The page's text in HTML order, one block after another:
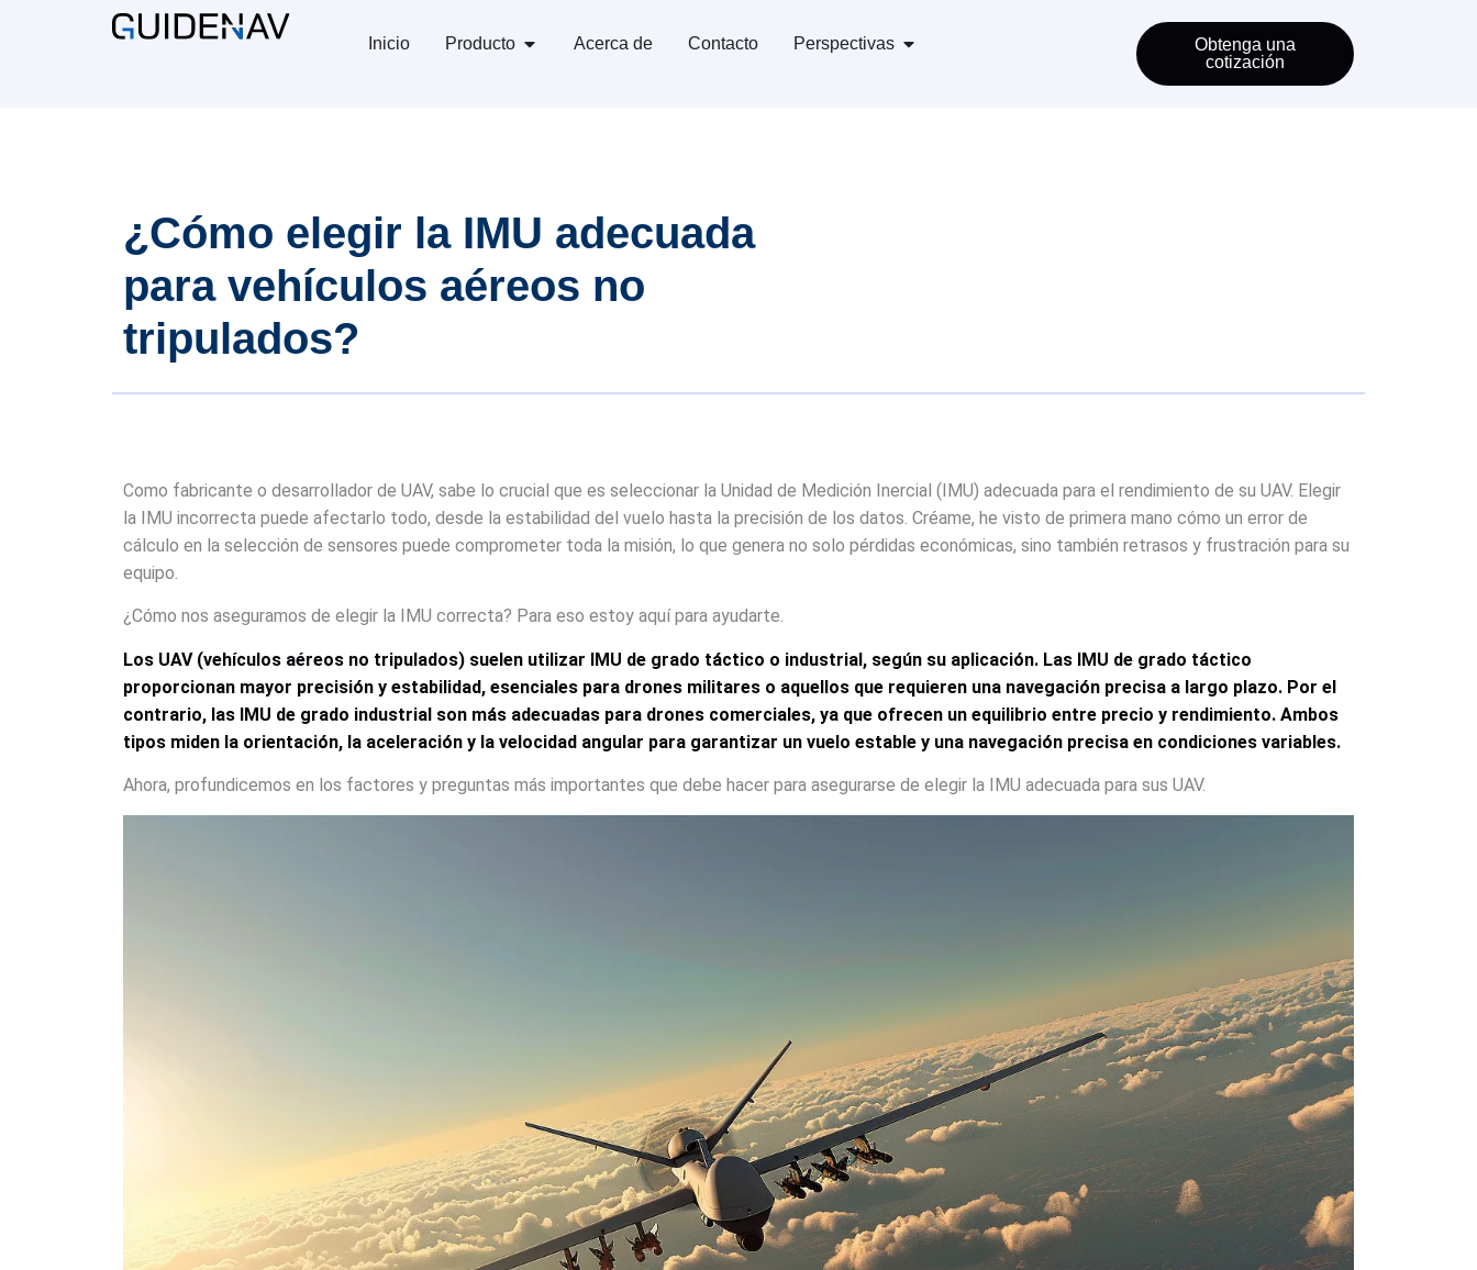
Inicio Producto Acerca de Contacto Perspectivas
Obtenga una
cotización
¿Cómo elegir la IMU adecuada
para vehículos aéreos no
tripulados?
Como fabricante o desarrollador de UAV, sabe lo crucial que es seleccionar la Unidad de Medición Inercial (IMU) adecuada para el rendimiento de su UAV. Elegir
la IMU incorrecta puede afectarlo todo, desde la estabilidad del vuelo hasta la precisión de los datos. Créame, he visto de primera mano cómo un error de
cálculo en la selección de sensores puede comprometer toda la misión, lo que genera no solo pérdidas económicas, sino también retrasos y frustración para su
equipo.
¿Cómo nos aseguramos de elegir la IMU correcta? Para eso estoy aquí para ayudarte.
Los UAV (vehículos aéreos no tripulados) suelen utilizar IMU de grado táctico o industrial, según su aplicación. Las IMU de grado táctico
proporcionan mayor precisión y estabilidad, esenciales para drones militares o aquellos que requieren una navegación precisa a largo plazo. Por el
contrario, las IMU de grado industrial son más adecuadas para drones comerciales, ya que ofrecen un equilibrio entre precio y rendimiento. Ambos
tipos miden la orientación, la aceleración y la velocidad angular para garantizar un vuelo estable y una navegación precisa en condiciones variables.
Ahora, profundicemos en los factores y preguntas más importantes que debe hacer para asegurarse de elegir la IMU adecuada para sus UAV.